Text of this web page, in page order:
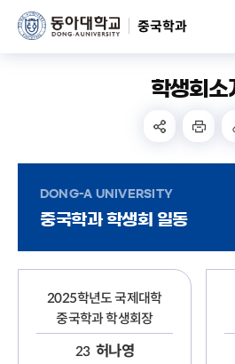
중국학과
학생회소
DONG-A UNIVERSITY
중국학과 학생회 일동
2025학년도 국제대학
중국학과 학생회장
23 허나영